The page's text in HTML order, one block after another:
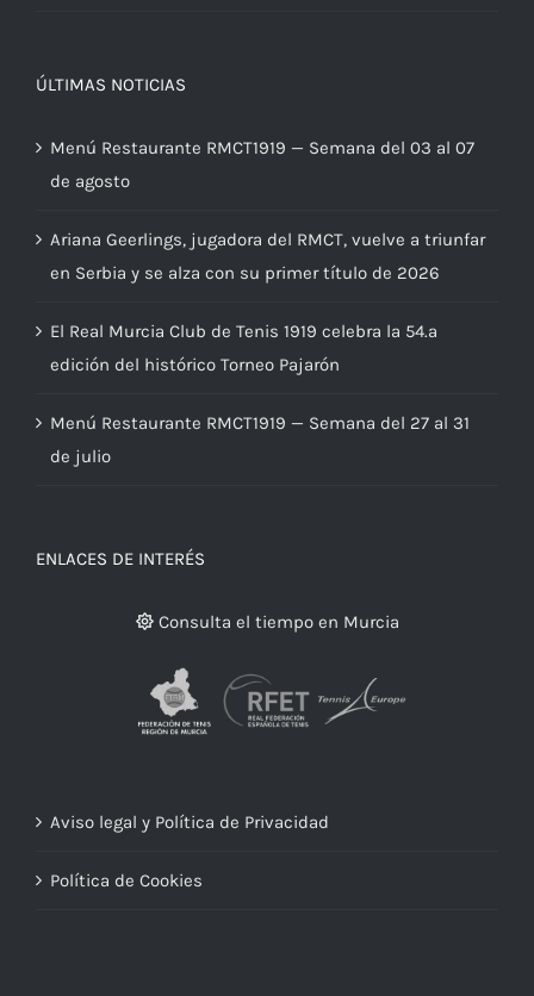
ÚLTIMAS NOTICIAS
Menú Restaurante RMCT1919 — Semana del 03 al 07
de agosto
Ariana Geerlings, jugadora del RMCT, vuelve a triunfar
en Serbia y se alza con su primer título de 2026
El Real Murcia Club de Tenis 1919 celebra la 54.ª
edición del histórico Torneo Pajarón
Menú Restaurante RMCT1919 — Semana del 27 al 31
de julio
ENLACES DE INTERÉS
Consulta el tiempo en Murcia
Aviso legal y Política de Privacidad
Política de Cookies